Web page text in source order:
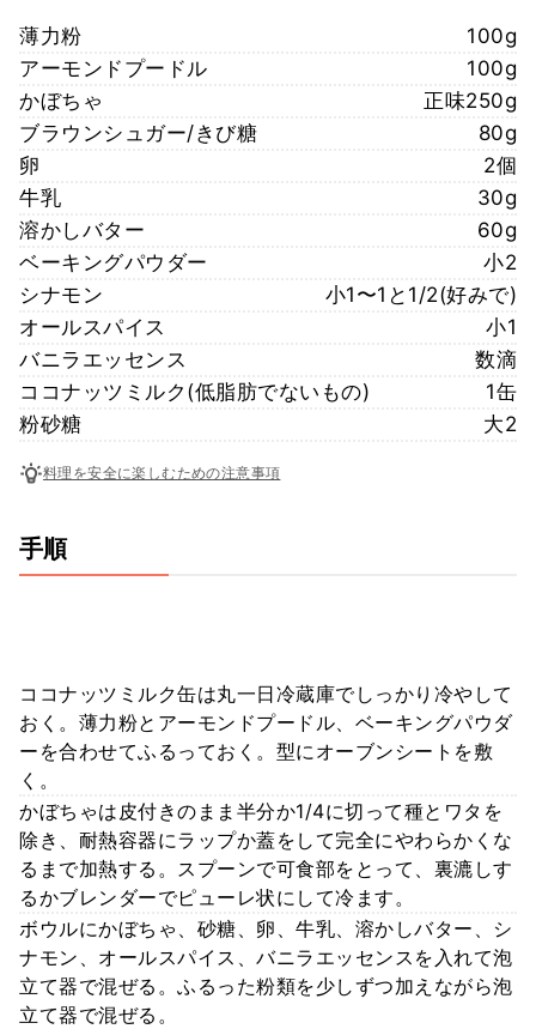
薄力粉
100g
アーモンドプードル
100g
かぼちゃ
正味250g
ブラウンシュガー/きび糖
80g
卵
2個
牛乳
30g
溶かしバター
60g
ベーキングパウダー
小2
シナモン
小1〜1と1/2(好みで)
オールスパイス
小1
バニラエッセンス
数滴
ココナッツミルク(低脂肪でないもの)
1缶
粉砂糖
大2
料理を安全に楽しむための注意事項
手順
ココナッツミルク缶は丸一日冷蔵庫でしっかり冷やして
おく。薄力粉とアーモンドプードル、ベーキングパウダ
ーを合わせてふるっておく。型にオーブンシートを敷
く。
かぼちゃは皮付きのまま半分か1/4に切って種とワタを
除き、耐熱容器にラップか蓋をして完全にやわらかくな
るまで加熱する。スプーンで可食部をとって、裏漉しす
るかブレンダーでピューレ状にして冷ます。
ボウルにかぼちゃ、砂糖、卵、牛乳、溶かしバター、シ
ナモン、オールスパイス、バニラエッセンスを入れて泡
立て器で混ぜる。ふるった粉類を少しずつ加えながら泡
立て器で混ぜる。